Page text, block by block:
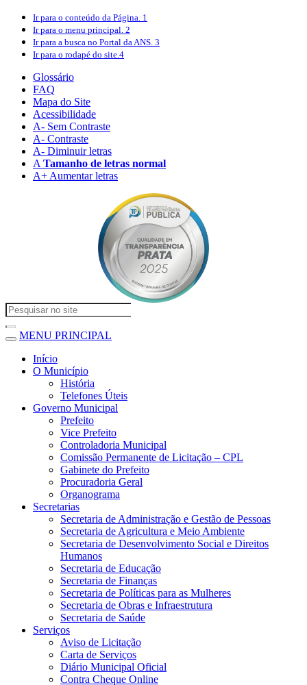
Ir para o conteúdo da Página. 1
Ir para o menu principal. 2
Ir para a busca no Portal da ANS. 3
Ir para o rodapé do site.4
Glossário
FAQ
Mapa do Site
Acessibilidade
A- Sem Contraste
A- Contraste
A- Diminuir letras
A Tamanho de letras normal
A+ Aumentar letras
MENU PRINCIPAL
Início
O Município
História
Telefones Úteis
Governo Municipal
Prefeito
Vice Prefeito
Controladoria Municipal
Comissão Permanente de Licitação – CPL
Gabinete do Prefeito
Procuradoria Geral
Organograma
Secretarias
Secretaria de Administração e Gestão de Pessoas
Secretaria de Agricultura e Meio Ambiente
Secretaria de Desenvolvimento Social e Direitos
Humanos
Secretaria de Educação
Secretaria de Finanças
Secretaria de Políticas para as Mulheres
Secretaria de Obras e Infraestrutura
Secretaria de Saúde
Serviços
Aviso de Licitação
Carta de Serviços
Diário Municipal Oficial
Contra Cheque Online